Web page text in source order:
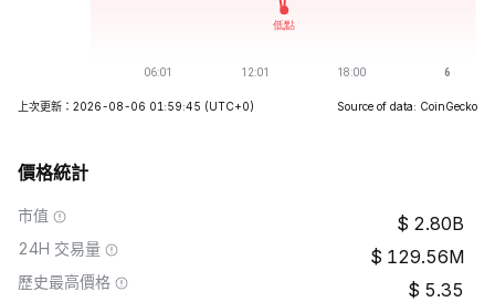
上次更新：2026-08-06 01:59:45 (UTC+0) Source of data: CoinGecko
價格統計
市值 2.80B
24H 交易量 129.56M
歷史最高價格 5.35